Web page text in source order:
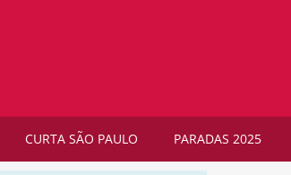
CURTA SÃO PAULO PARADAS 2025